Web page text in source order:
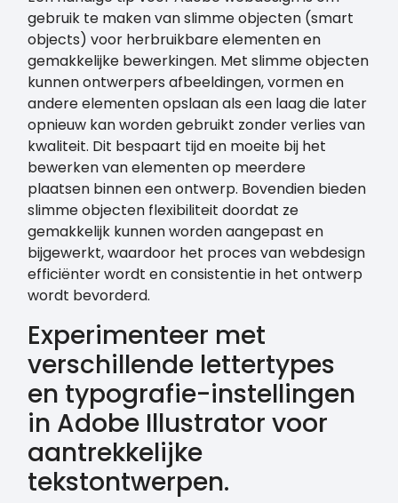
gebruik te maken van slimme objecten (smart
objects) voor herbruikbare elementen en
gemakkelijke bewerkingen. Met slimme objecten
kunnen ontwerpers afbeeldingen, vormen en
andere elementen opslaan als een laag die later
opnieuw kan worden gebruikt zonder verlies van
kwaliteit. Dit bespaart tijd en moeite bij het
bewerken van elementen op meerdere
plaatsen binnen een ontwerp. Bovendien bieden
slimme objecten flexibiliteit doordat ze
gemakkelijk kunnen worden aangepast en
bijgewerkt, waardoor het proces van webdesign
efficiënter wordt en consistentie in het ontwerp
wordt bevorderd.
Experimenteer met
verschillende lettertypes
en typografie-instellingen
in Adobe Illustrator voor
aantrekkelijke
tekstontwerpen.